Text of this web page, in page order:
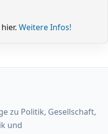
Weitere Infos!
zu Politik, Gesellschaft,
und